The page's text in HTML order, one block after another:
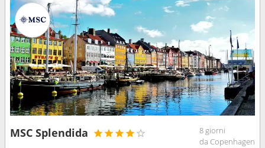
MSC Splendida
8 giorni
da Copenhagen